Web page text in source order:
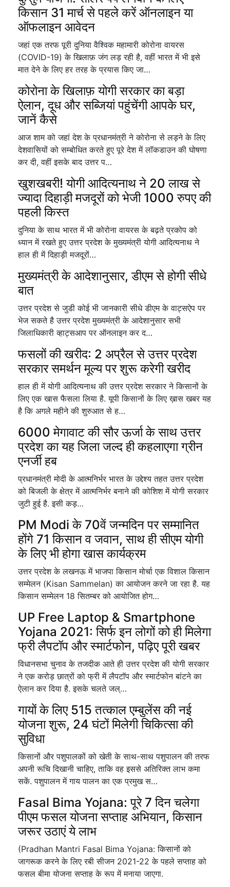
किसान 31 मार्च से पहले करें ऑनलाइन या
ऑफलाइन आवेदन
जहां एक तरफ पूरी दुनिया वैश्विक महामारी कोरोना वायरस
(COVID-19) के खिलाफ़ जंग लड़ रही है, वहीं भारत में भी इसे
मात देने के लिए हर तरह के प्रयास किए जा…
कोरोना के खिलाफ़ योगी सरकार का बड़ा
ऐलान, दूध और सब्जियां पहुंचेंगी आपके घर,
जानें कैसे
आज शाम को जहां देश के प्रधानमंत्री ने कोरोना से लड़ने के लिए
देशवासियों को सम्बोधित करते हुए पूरे देश में लॉकडाउन की घोषणा
कर दी, वहीं इसके बाद उत्तर प…
खुशखबरी! योगी आदित्यनाथ ने 20 लाख से
ज्यादा दिहाड़ी मजदूरों को भेजी 1000 रुपए की
पहली किस्त
दुनिया के साथ भारत में भी कोरोना वायरस के बढ़ते प्रकोप को
ध्यान में रखते हुए उत्तर प्रदेश के मुख्यमंत्री योगी आदित्यनाथ ने
हाल ही में दिहाड़ी मजदूरों…
मुख्यमंत्री के आदेशानुसार, डीएम से होगी सीधे
बात
उत्तर प्रदेश से जुडी कोई भी जानकारी सीधे डीएम के वाट्सऐप पर
भेज सकते है उत्तर प्रदेश मुख्यमंत्री के आदेशानुसार सभी
जिलाधिकारी व्हाट्सआप पर ऑनलाइन कर द…
फसलों की खरीद: 2 अप्रैल से उत्तर प्रदेश
सरकार समर्थन मूल्य पर शुरू करेगी खरीद
हाल ही में योगी आदित्यनाथ की उत्तर प्रदेश सरकार ने किसानों के
लिए एक खास फैसला लिया है. यूपी किसानों के लिए ख़ास खबर यह
है कि अगले महीने की शुरुआत से ह…
6000 मेगावाट की सौर ऊर्जा के साथ उत्तर
प्रदेश का यह जिला जल्द ही कहलाएगा ग्रीन
एनर्जी हब
प्रधानमंत्री मोदी के आत्मनिर्भर भारत के उद्देश्य तहत उत्तर प्रदेश
को बिजली के क्षेत्र में आत्मनिर्भर बनाने की कोशिश में योगी सरकार
जुटी हुई है. इसी कड़…
PM Modi के 70वें जन्मदिन पर सम्मानित
होंगे 71 किसान व जवान, साथ ही सीएम योगी
के लिए भी होगा खास कार्यक्रम
उत्तर प्रदेश के लखनऊ में भाजपा किसान मोर्चा एक विशाल किसान
सम्मेलन (Kisan Sammelan) का आयोजन करने जा रहा है. यह
किसान सम्मेलन 18 सितम्बर को आयोजित होग…
UP Free Laptop & Smartphone
Yojana 2021: सिर्फ इन लोगों को ही मिलेगा
फ्री लैपटॉप और स्मार्टफोन, पढ़िए पूरी खबर
विधानसभा चुनाव के तजदीक आते ही उत्तर प्रदेश की योगी सरकार
ने एक करोड़ छात्रों को फ्री में लैपटॉप और स्मार्टफोन बांटने का
ऐलान कर दिया है. इसके चलते जल्…
गायों के लिए 515 तत्काल एम्बुलेंस की नई
योजना शुरू, 24 घंटों मिलेगी चिकित्सा की
सुविधा
किसानों और पशुपालकों को खेती के साथ-साथ पशुपालन की तरफ
अपनी रूचि दिखानी चाहिए, ताकि वह इससे अतिरिक्त लाभ कमा
सकें. पशुपालन में गाय पालन का एक प्रमुख स…
Fasal Bima Yojana: पूरे 7 दिन चलेगा
पीएम फसल योजना सप्ताह अभियान, किसान
जरूर उठाएं ये लाभ
(Pradhan Mantri Fasal Bima Yojana: किसानों को
जागरूक करने के लिए रबी सीजन 2021-22 के पहले सप्ताह को
फसल बीमा योजना सप्ताह के रूप में मनाया जाएगा.